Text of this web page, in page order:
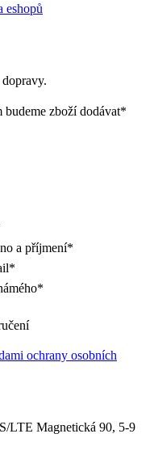
eshopů
budeme zboží dodávat*
a příjmení*
*
*
ochrany osobních
LTE Magnetická 90, 5-9